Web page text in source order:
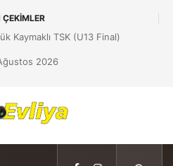
ÇEKIMLER
Kaymaklı TSK (U13 Final)
2026